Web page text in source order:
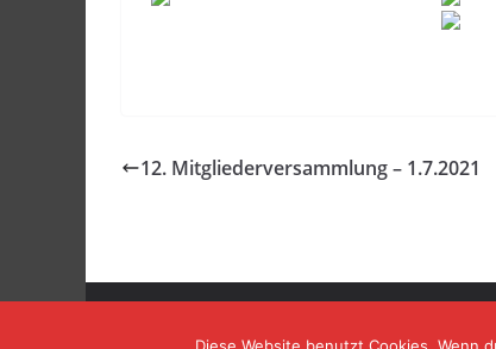
12. Mitgliederversammlung – 1.7.2021